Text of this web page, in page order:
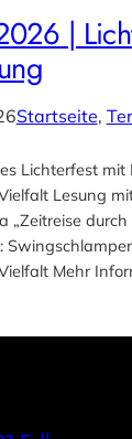
|
Startseite,
Lichterfest mit
Lesung
„Zeitreise durch
Mehr